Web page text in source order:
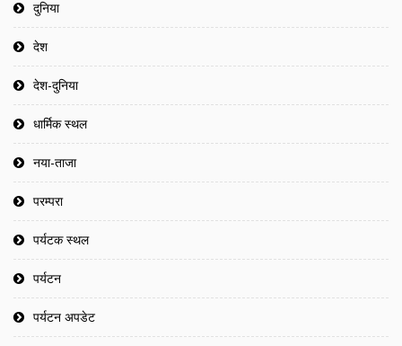
दुनिया
देश
देश-दुनिया
धार्मिक स्थल
नया-ताजा
परम्परा
पर्यटक स्थल
पर्यटन
पर्यटन अपडेट